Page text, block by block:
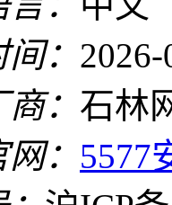
：
： 石林
： 5577